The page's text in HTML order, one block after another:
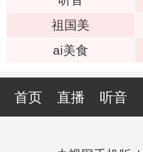
祖国美
ai美食
首页 直播 听音